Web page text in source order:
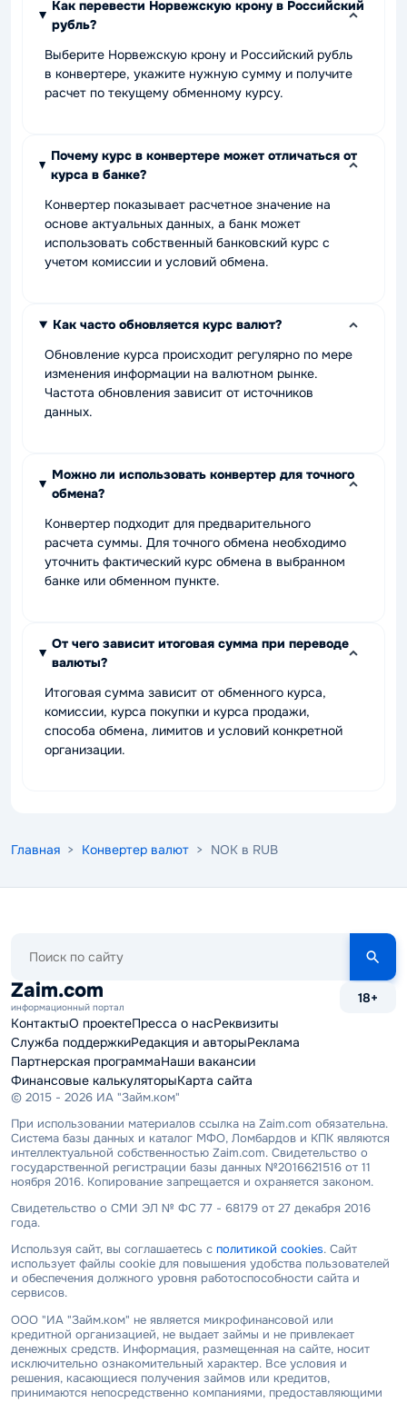
Как перевести Норвежскую крону в Российский
рубль?
Выберите Норвежскую крону и Российский рубль
в конвертере, укажите нужную сумму и получите
расчет по текущему обменному курсу.
Почему курс в конвертере может отличаться от
курса в банке?
Конвертер показывает расчетное значение на
основе актуальных данных, а банк может
использовать собственный банковский курс с
учетом комиссии и условий обмена.
Как часто обновляется курс валют?
Обновление курса происходит регулярно по мере
изменения информации на валютном рынке.
Частота обновления зависит от источников
данных.
Можно ли использовать конвертер для точного
обмена?
Конвертер подходит для предварительного
расчета суммы. Для точного обмена необходимо
уточнить фактический курс обмена в выбранном
банке или обменном пункте.
От чего зависит итоговая сумма при переводе
валюты?
Итоговая сумма зависит от обменного курса,
комиссии, курса покупки и курса продажи,
способа обмена, лимитов и условий конкретной
организации.
Главная > Конвертер валют > NOK в RUB
сайту
Zaim.com
информационный портал
18+
КонтактыО проектеПресса о насРеквизиты
Служба поддержкиРедакция и авторыРеклама
Партнерская программаНаши вакансии
Финансовые калькуляторыКарта сайта
© 2015 - 2026 ИА "Займ.ком"
При использовании материалов ссылка на Zaim.com обязательна.
Система базы данных и каталог МФО, Ломбардов и КПК являются
интеллектуальной собственностью Zaim.com. Свидетельство о
государственной регистрации базы данных №2016621516 от 11
ноября 2016. Копирование запрещается и охраняется законом.
Свидетельство о СМИ ЭЛ № ФС 77 - 68179 от 27 декабря 2016
года.
Используя сайт, вы соглашаетесь с политикой cookies. Сайт
использует файлы cookie для повышения удобства пользователей
и обеспечения должного уровня работоспособности сайта и
сервисов.
ООО "ИА "Займ.ком" не является микрофинансовой или
кредитной организацией, не выдает займы и не привлекает
денежных средств. Информация, размещенная на сайте, носит
исключительно ознакомительный характер. Все условия и
решения, касающиеся получения займов или кредитов,
принимаются непосредственно компаниями, предоставляющими